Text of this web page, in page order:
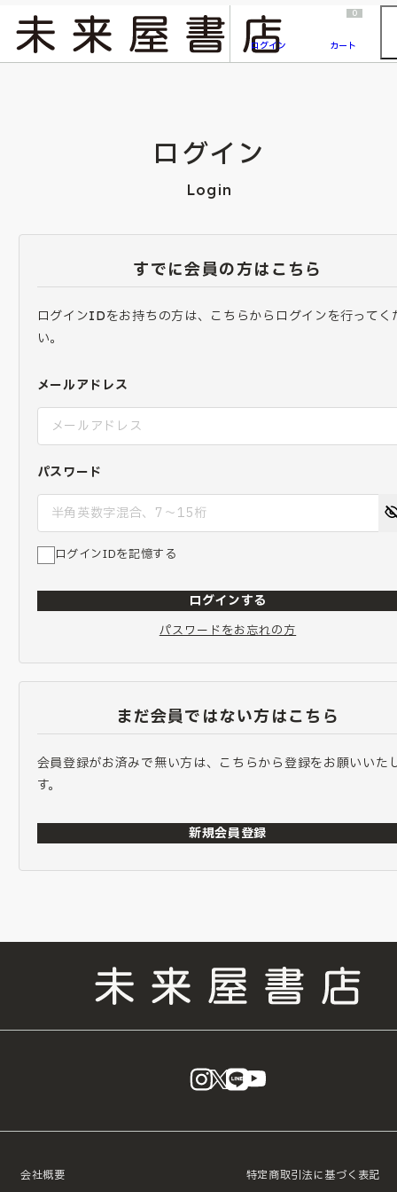
『ONE PIECE magazine 021 ONE PIECEカード付き同梱版』発売延期のご案内
ログイン
0
カート
ログイン
Login
すでに会員の方はこちら
ログインIDをお持ちの方は、こちらからログインを行ってく
い。
メールアドレス
パスワード
ログインIDを記憶する
ログインする
パスワードをお忘れの方
まだ会員ではない方はこちら
会員登録がお済みで無い方は、こちらから登録をお願いいた
す。
新規会員登録
instagram
X LINE
会社概要 特定商取引法に基づく表記